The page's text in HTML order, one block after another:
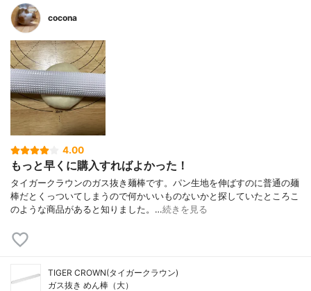
cocona
4.00
もっと早くに購入すればよかった！
タイガークラウンのガス抜き麺棒です。パン生地を伸ばすのに普通の麺
棒だとくっついてしまうので何かいいものないかと探していたところこ
のような商品があると知りました。…続きを見る
TIGER CROWN(タイガークラウン)
ガス抜き めん棒（大）